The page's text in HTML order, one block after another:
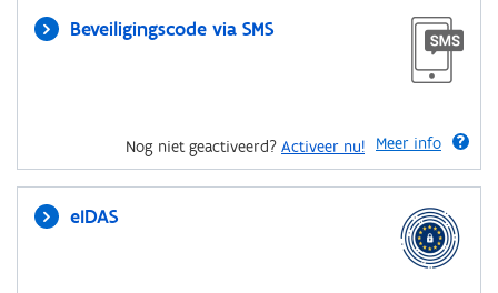
Beveiligingscode via SMS
Meer info
Nog niet geactiveerd? Activeer nu!
eIDAS